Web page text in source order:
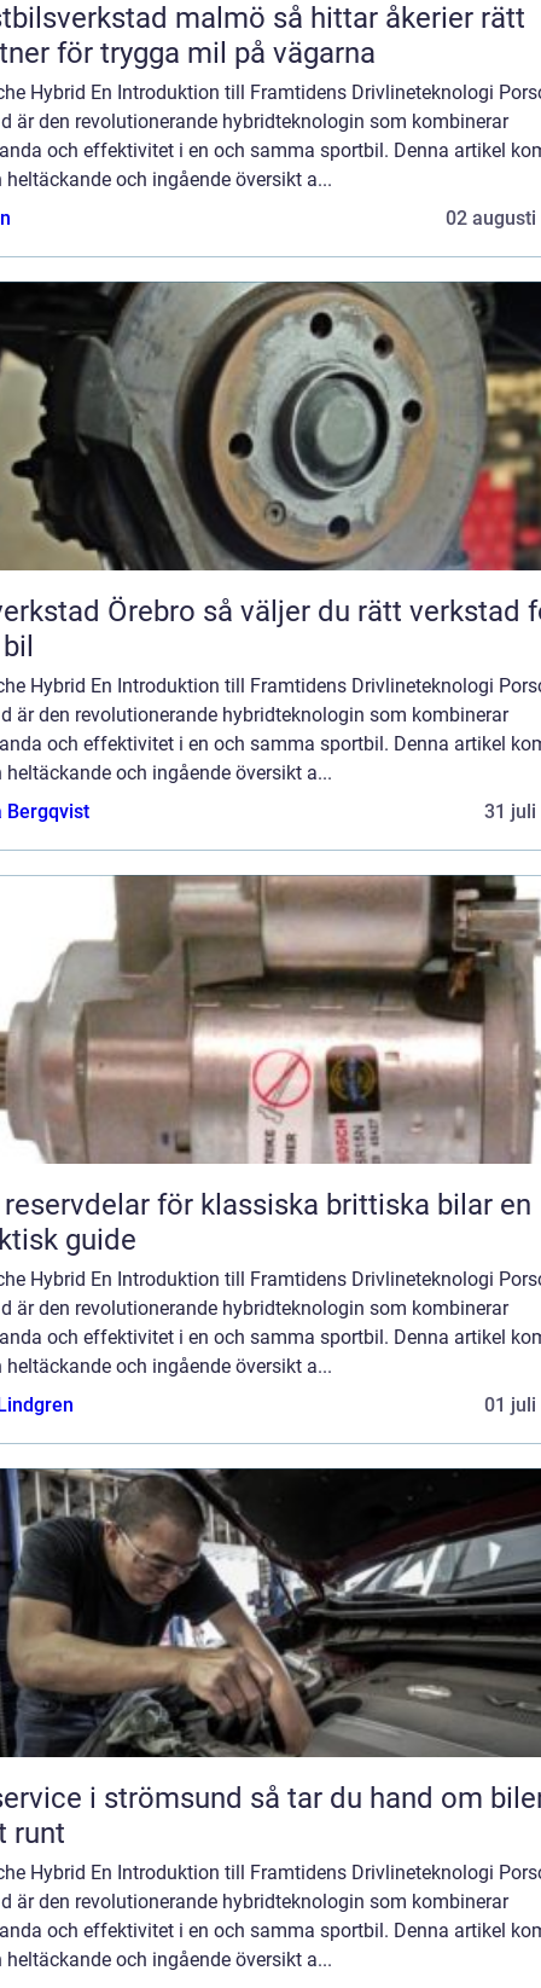
malmö så hittar åkerier rätt
för trygga mil på vägarna
Hybrid En Introduktion till Framtidens Drivlineteknologi
är den revolutionerande hybridteknologin som kombinerar
och effektivitet i en och samma sportbil. Denna artikel
heltäckande och ingående översikt a...
02 augusti
Örebro så väljer du rätt verkstad för
Hybrid En Introduktion till Framtidens Drivlineteknologi
är den revolutionerande hybridteknologin som kombinerar
och effektivitet i en och samma sportbil. Denna artikel
heltäckande och ingående översikt a...
Bergqvist
31 juli
för klassiska brittiska bilar en
guide
Hybrid En Introduktion till Framtidens Drivlineteknologi
är den revolutionerande hybridteknologin som kombinerar
och effektivitet i en och samma sportbil. Denna artikel
heltäckande och ingående översikt a...
01 juli
i strömsund så tar du hand om bilen
runt
Hybrid En Introduktion till Framtidens Drivlineteknologi
är den revolutionerande hybridteknologin som kombinerar
och effektivitet i en och samma sportbil. Denna artikel
heltäckande och ingående översikt a...